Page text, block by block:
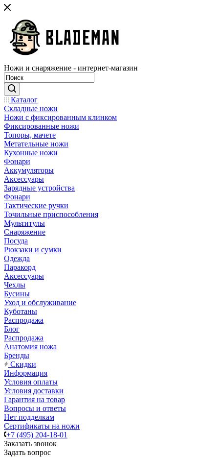
Ножи и снаряжение - интернет-магазин
Каталог
Складные ножи
Ножи с фиксированным клинком
Фиксированные ножи
Топоры, мачете
Метательные ножи
Кухонные ножи
Фонари
Аккумуляторы
Аксессуары
Зарядные устройства
Фонари
Тактические ручки
Точильные приспособления
Мультитулы
Снаряжение
Посуда
Рюкзаки и сумки
Одежда
Паракорд
Аксессуары
Чехлы
Бусины
Уход и обслуживание
Куботаны
Распродажа
Блог
Распродажа
Анатомия ножа
Бренды
Скидки
Информация
Условия оплаты
Условия доставки
Гарантия на товар
Вопросы и ответы
Нет подделкам
Сертификаты на ножи
+7 (495) 204-18-01
Заказать звонок
Задать вопрос